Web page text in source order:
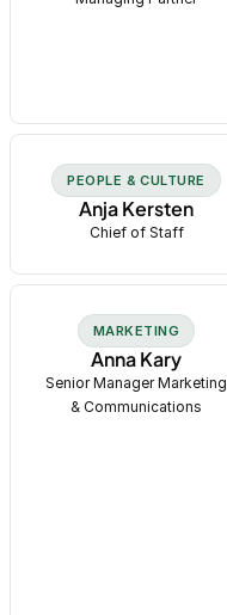
PEOPLE & CULTURE
Anja Kersten
Chief of Staff
MARKETING
Anna Kary
Senior Manager Marketing
& Communications